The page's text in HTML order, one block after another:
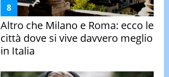
Altro che Milano e Roma: ecco le
città dove si vive davvero meglio
in Italia